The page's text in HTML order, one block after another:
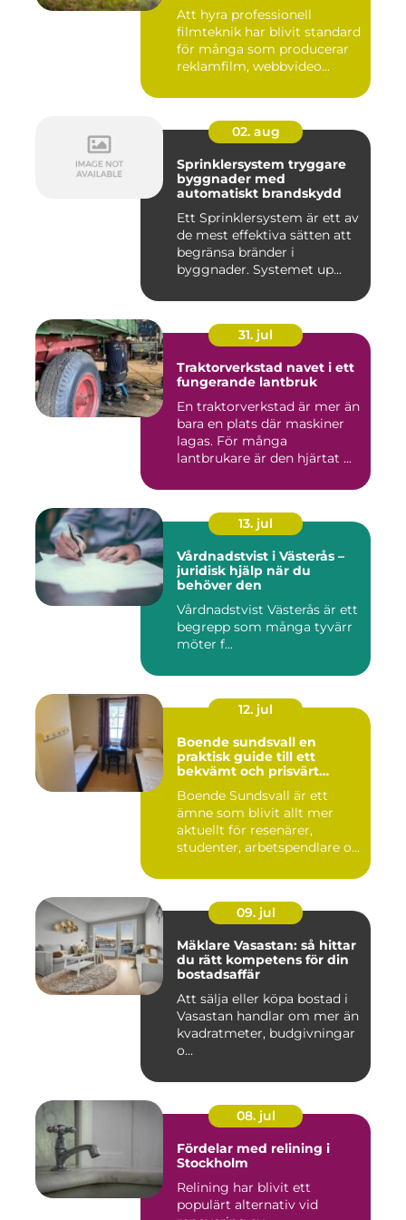
Att hyra professionell
filmteknik har blivit standard
för många som producerar
reklamfilm, webbvideo...
02. aug
Sprinklersystem tryggare
byggnader med
automatiskt brandskydd
Ett Sprinklersystem är ett av
de mest effektiva sätten att
begränsa bränder i
byggnader. Systemet up...
31. jul
Traktorverkstad navet i ett
fungerande lantbruk
En traktorverkstad är mer än
bara en plats där maskiner
lagas. För många
lantbrukare är den hjärtat ...
13. jul
Vårdnadstvist i Västerås –
juridisk hjälp när du
behöver den
Vårdnadstvist Västerås är ett
begrepp som många tyvärr
möter f...
12. jul
Boende sundsvall en
praktisk guide till ett
bekvämt och prisvärt
Boende Sundsvall är ett
ämne som blivit allt mer
aktuellt för resenärer,
studenter, arbetspendlare o...
09. jul
Mäklare Vasastan: så hittar
du rätt kompetens för din
bostadsaffär
Att sälja eller köpa bostad i
Vasastan handlar om mer än
kvadratmeter, budgivningar
o...
08. jul
Fördelar med relining i
Stockholm
Relining har blivit ett
populärt alternativ vid